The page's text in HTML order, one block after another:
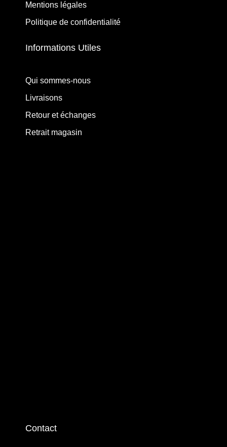
Mentions légales
Politique de confidentialité
Informations Utiles
Qui sommes-nous
Livraisons
Retour et échanges
Retrait magasin
Contact